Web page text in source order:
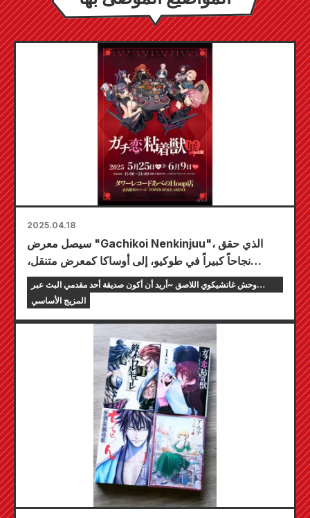
2025.04.18
سيصل معرض "Gachikoi Nenkinjuu"، الذي حقق
نجاحاً كبيراً في طوكيو، إلى أوساكا كمعرض متنقل،
وسيُعقد في متجر Tower Records Abeno Hoop
ابتداءً من 25 مايو.
وحش غاتشيكوي اللاصق ~أريد أن أكون صديقة أحد مقدمي البث عبر
الإنترنت~
المزيج الأساسي